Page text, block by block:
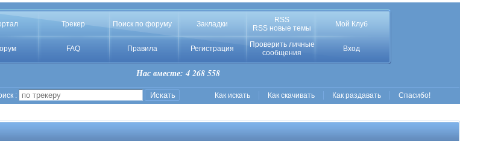
Трекер Поиск по форуму Закладки
RSS
RSS новые темы
Мой Клуб
FAQ Правила Регистрация
Проверить личные
сообщения
Вход
Нас вместе: 4 268 558
: Как искать Как скачивать Как раздавать Спасибо!